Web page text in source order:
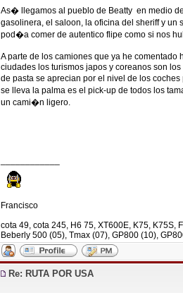
As� llegamos al pueblo de Beatty en medio
gasolinera, el saloon, la oficina del sheriff y
pod�a comer de autentico flipe como si nos
A parte de los camiones que ya he
ciudades los turismos japos y coreanos son
de pasta se aprecian por el nivel de los
se lleva la palma es el pick-up de todos los
un cami�n ligero.
Francisco
cota 49, cota 245, H6 75, XT600E, K75, K75S,
Beberly 500 (05), Tmax (07), GP800 (10),
Re: RUTA POR USA